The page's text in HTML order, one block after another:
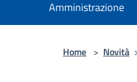
Amministrazione
Home > Novità